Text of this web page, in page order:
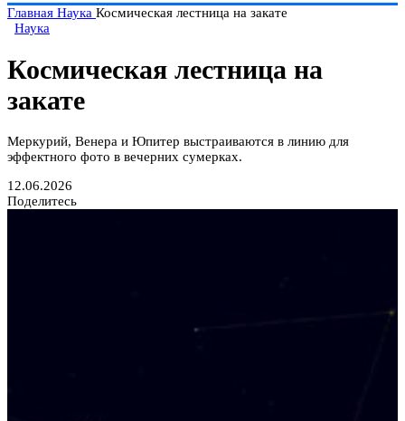
Главная Наука Космическая лестница на закате
Наука
Космическая лестница на
закате
Меркурий, Венера и Юпитер выстраиваются в линию для
эффектного фото в вечерних сумерках.
12.06.2026
Поделитесь